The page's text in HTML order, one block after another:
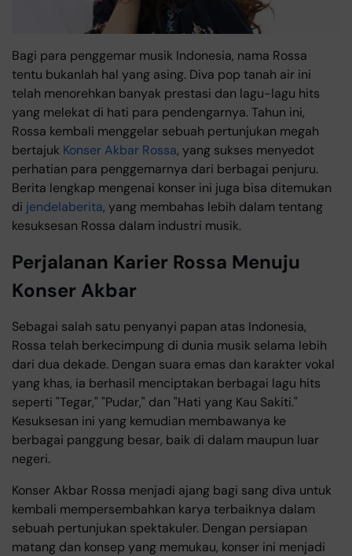
Bagi para penggemar musik Indonesia, nama Rossa
tentu bukanlah hal yang asing. Diva pop tanah air ini
telah menorehkan banyak prestasi dan lagu-lagu hits
yang melekat di hati para pendengarnya. Tahun ini,
Rossa kembali menggelar sebuah pertunjukan megah
bertajuk Konser Akbar Rossa, yang sukses menyedot
perhatian para penggemarnya dari berbagai penjuru.
Berita lengkap mengenai konser ini juga bisa ditemukan
di jendelaberita, yang membahas lebih dalam tentang
kesuksesan Rossa dalam industri musik.
Perjalanan Karier Rossa Menuju
Konser Akbar
Sebagai salah satu penyanyi papan atas Indonesia,
Rossa telah berkecimpung di dunia musik selama lebih
dari dua dekade. Dengan suara emas dan karakter vokal
yang khas, ia berhasil menciptakan berbagai lagu hits
seperti "Tegar," "Pudar," dan "Hati yang Kau Sakiti."
Kesuksesan ini yang kemudian membawanya ke
berbagai panggung besar, baik di dalam maupun luar
negeri.
Konser Akbar Rossa menjadi ajang bagi sang diva untuk
kembali mempersembahkan karya terbaiknya dalam
sebuah pertunjukan spektakuler. Dengan persiapan
matang dan konsep yang memukau, konser ini menjadi